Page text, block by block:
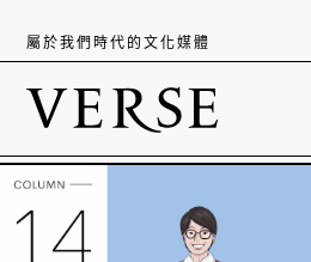
屬於我們時代的文化媒體